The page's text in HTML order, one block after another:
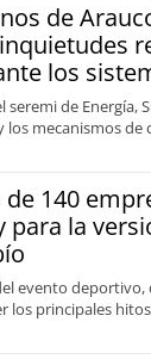
de
los
seremi de Energía,
los mecanismos
de 140
para la
evento deportivo,
los principales